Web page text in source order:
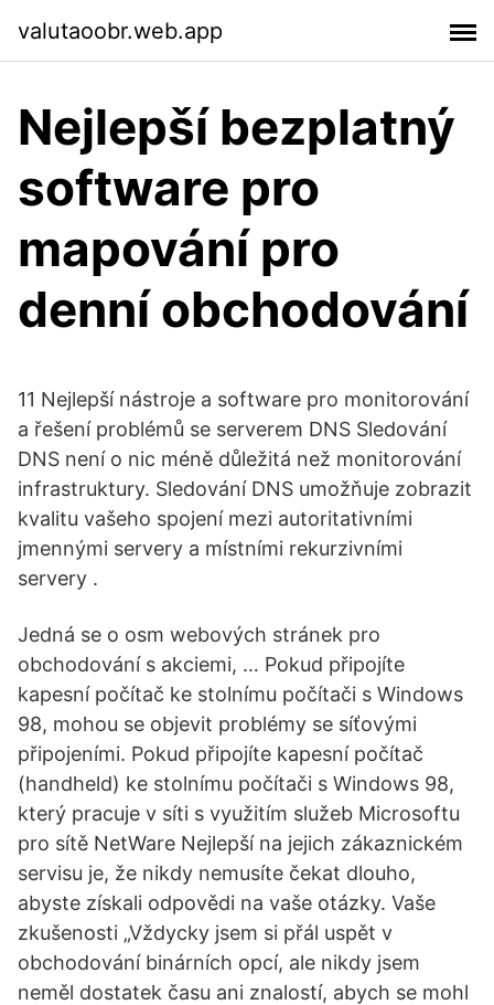
valutaoobr.web.app
Nejlepší bezplatný
software pro
mapování pro
denní obchodování
11 Nejlepší nástroje a software pro monitorování
a řešení problémů se serverem DNS Sledování
DNS není o nic méně důležitá než monitorování
infrastruktury. Sledování DNS umožňuje zobrazit
kvalitu vašeho spojení mezi autoritativními
jmennými servery a místními rekurzivními
servery .
Jedná se o osm webových stránek pro
obchodování s akciemi, … Pokud připojíte
kapesní počítač ke stolnímu počítači s Windows
98, mohou se objevit problémy se síťovými
připojeními. Pokud připojíte kapesní počítač
(handheld) ke stolnímu počítači s Windows 98,
který pracuje v síti s využitím služeb Microsoftu
pro sítě NetWare Nejlepší na jejich zákaznickém
servisu je, že nikdy nemusíte čekat dlouho,
abyste získali odpovědi na vaše otázky. Vaše
zkušenosti „Vždycky jsem si přál uspět v
obchodování binárních opcí, ale nikdy jsem
neměl dostatek času ani znalostí, abych se mohl